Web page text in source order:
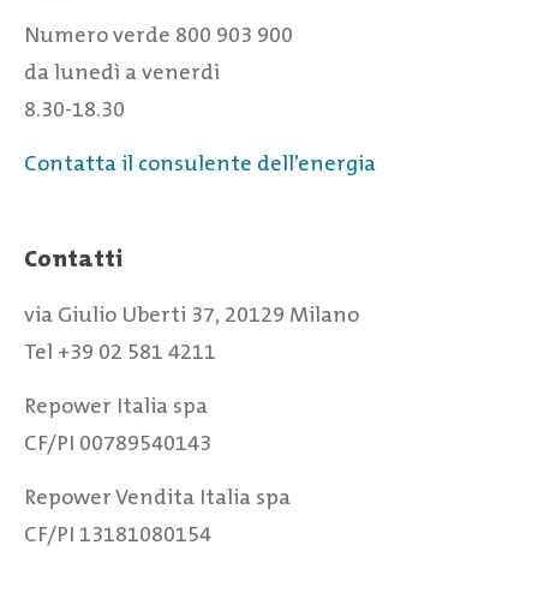
Numero verde 800 903 900
da lunedì a venerdì
8.30-18.30
Contatta il consulente dell’energia
Contatti
via Giulio Uberti 37, 20129 Milano
Tel +39 02 581 4211
Repower Italia spa
CF/PI 00789540143
Repower Vendita Italia spa
CF/PI 13181080154